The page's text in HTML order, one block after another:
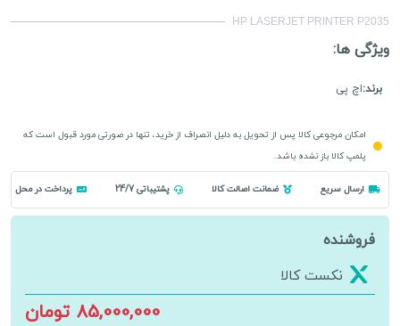
HP LASERJET PRINTER P2035
ویژگی ها:
برند:اچ پی
امکان مرجوعی کالا پس از تحویل به دلیل انصراف از خرید، تنها در صورتی مورد قبول است که
پلمپ کالا باز نشده باشد.
ارسال سریع ضمانت اصالت کالا پشتیباتی 24/7 پرداخت در محل
فروشنده
نکست کالا
85,000,000 تومان